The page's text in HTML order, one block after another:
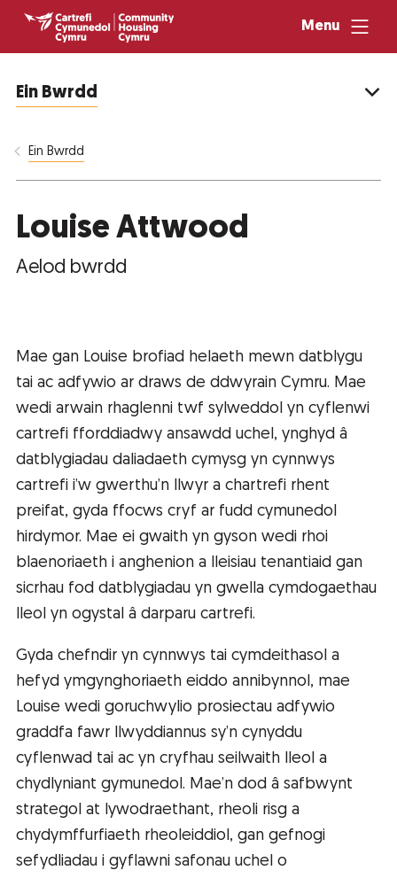
Menu
Ein Bwrdd
Ein Bwrdd
Louise Attwood
Aelod bwrdd
Mae gan Louise brofiad helaeth mewn datblygu
tai ac adfywio ar draws de ddwyrain Cymru. Mae
wedi arwain rhaglenni twf sylweddol yn cyflenwi
cartrefi fforddiadwy ansawdd uchel, ynghyd â
datblygiadau daliadaeth cymysg yn cynnwys
cartrefi i’w gwerthu’n llwyr a chartrefi rhent
preifat, gyda ffocws cryf ar fudd cymunedol
hirdymor. Mae ei gwaith yn gyson wedi rhoi
blaenoriaeth i anghenion a lleisiau tenantiaid gan
sicrhau fod datblygiadau yn gwella cymdogaethau
lleol yn ogystal â darparu cartrefi.
Gyda chefndir yn cynnwys tai cymdeithasol a
hefyd ymgynghoriaeth eiddo annibynnol, mae
Louise wedi goruchwylio prosiectau adfywio
graddfa fawr llwyddiannus sy’n cynyddu
cyflenwad tai ac yn cryfhau seilwaith lleol a
chydlyniant gymunedol. Mae’n dod â safbwynt
strategol at lywodraethant, rheoli risg a
chydymffurfiaeth rheoleiddiol, gan gefnogi
sefydliadau i gyflawni safonau uchel o